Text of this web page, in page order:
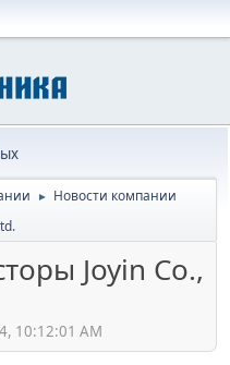
► Новости компании
Joyin Co.,
10:12:01 AM